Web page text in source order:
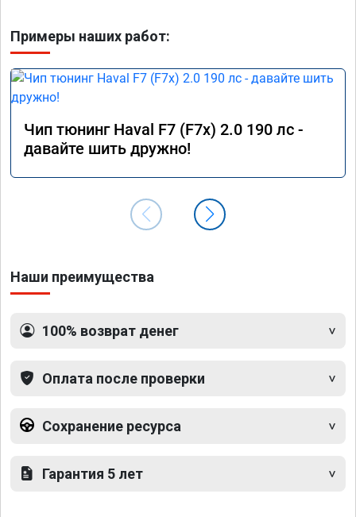
Примеры наших работ:
Чип тюнинг Haval F7 (F7x) 2.0 190 лс -
давайте шить дружно!
Наши преимущества
100% возврат денег
Оплата после проверки
Сохранение ресурса
Гарантия 5 лет